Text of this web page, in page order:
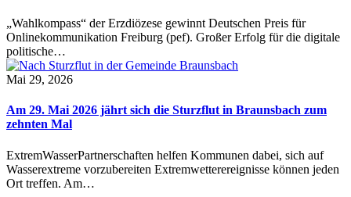
„Wahlkompass“ der Erzdiözese gewinnt Deutschen Preis für
Onlinekommunikation Freiburg (pef). Großer Erfolg für die digitale
politische…
Mai 29, 2026
Am 29. Mai 2026 jährt sich die Sturzflut in Braunsbach zum
zehnten Mal
ExtremWasserPartnerschaften helfen Kommunen dabei, sich auf
Wasserextreme vorzubereiten Extremwetterereignisse können jeden
Ort treffen. Am…